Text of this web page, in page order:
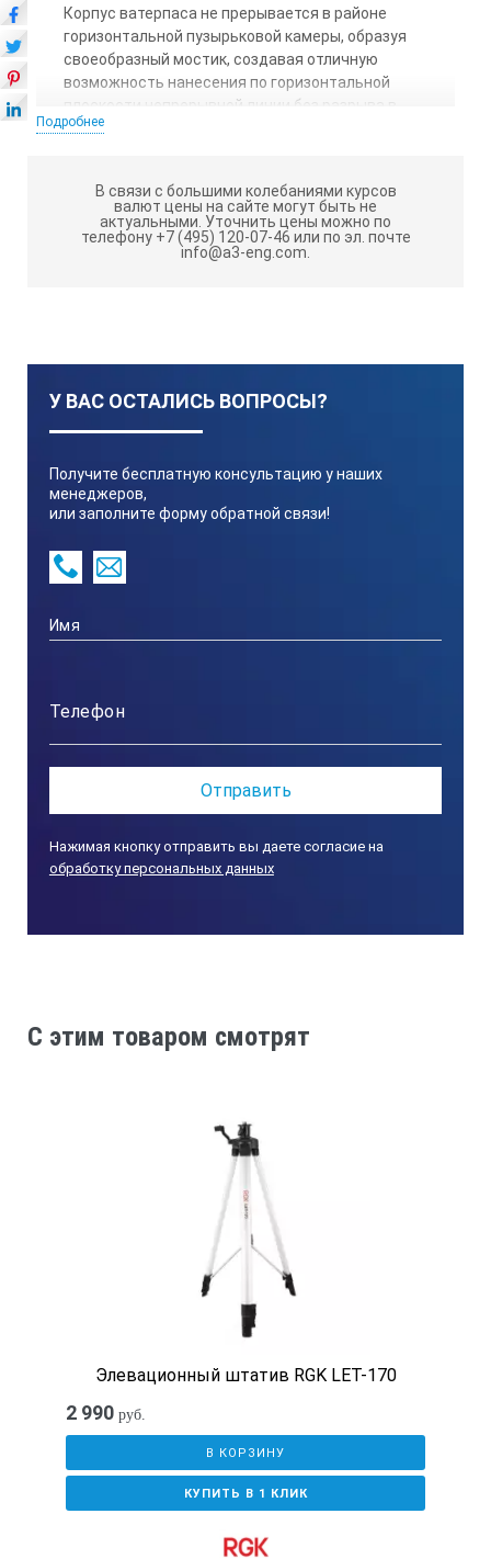
Корпус ватерпаса не прерывается в районе
горизонтальной пузырьковой камеры, образуя
своеобразный мостик, создавая отличную
возможность нанесения по горизонтальной
плоскости непрерывной линии без разрыва в
середине.
защитные колпачки, также имеющие с одной
стороны боковые накладки (выступы) для
предотвращения соскальзывания ватерпаса при
прикладывании его к скользкой или гладкой
всей боковой поверхности, которая обеспечивает
процессы измерений и транспортировки.
положении, над головой.
Точность в обычном положении
Точность при измерении над головой, точнее в
Профиль
Подробнее
В связи с большими колебаниями курсов
валют цены на сайте могут быть не
актуальными. Уточнить цены можно по
телефону +7 (495) 120-07-46 или по эл. почте
info@a3-eng.com.
У ВАС ОСТАЛИСЬ ВОПРОСЫ?
Получите бесплатную консультацию у наших
менеджеров,
или заполните форму обратной связи!
Нажимая кнопку отправить вы даете согласие на
обработку персональных данных
C этим товаром смотрят
Элевационный штатив RGK LET-170
2 990 руб.
В КОРЗИНУ
КУПИТЬ В 1 КЛИК